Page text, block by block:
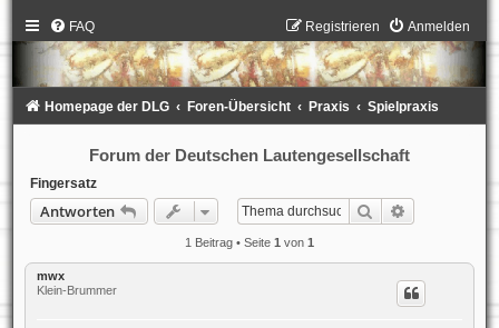
FAQ Anmelden
Registrieren
Homepage der DLG Foren-Übersicht Praxis Spielpraxis
Forum der Deutschen Lautengesellschaft
Fingersatz
Antworten Suche
1 Beitrag • Seite 1 von 1
mwx
Klein-Brummer